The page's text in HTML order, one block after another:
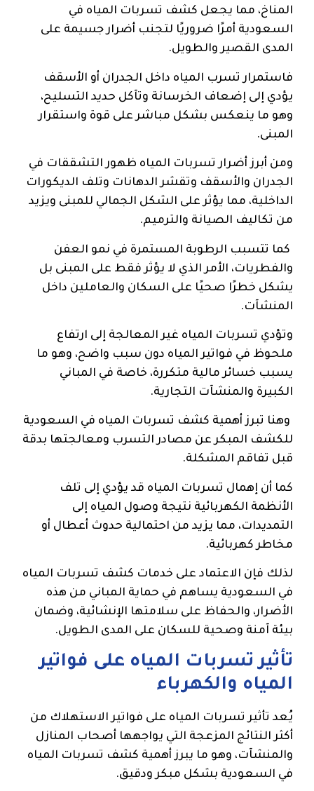
المناخ، مما يجعل كشف تسربات المياه في
السعودية أمرًا ضروريًا لتجنب أضرار جسيمة على
المدى القصير والطويل.
فاستمرار تسرب المياه داخل الجدران أو الأسقف
يؤدي إلى إضعاف الخرسانة وتآكل حديد التسليح،
وهو ما ينعكس بشكل مباشر على قوة واستقرار
المبنى.
ومن أبرز أضرار تسربات المياه ظهور التشققات في
الجدران والأسقف وتقشر الدهانات وتلف الديكورات
الداخلية، مما يؤثر على الشكل الجمالي للمبنى ويزيد
من تكاليف الصيانة والترميم.
كما تتسبب الرطوبة المستمرة في نمو العفن
والفطريات، الأمر الذي لا يؤثر فقط على المبنى بل
يشكل خطرًا صحيًا على السكان والعاملين داخل
المنشآت.
وتؤدي تسربات المياه غير المعالجة إلى ارتفاع
ملحوظ في فواتير المياه دون سبب واضح، وهو ما
يسبب خسائر مالية متكررة، خاصة في المباني
الكبيرة والمنشآت التجارية.
وهنا تبرز أهمية كشف تسربات المياه في السعودية
للكشف المبكر عن مصادر التسرب ومعالجتها بدقة
قبل تفاقم المشكلة.
كما أن إهمال تسربات المياه قد يؤدي إلى تلف
الأنظمة الكهربائية نتيجة وصول المياه إلى
التمديدات، مما يزيد من احتمالية حدوث أعطال أو
مخاطر كهربائية.
لذلك فإن الاعتماد على خدمات كشف تسربات المياه
في السعودية يساهم في حماية المباني من هذه
الأضرار، والحفاظ على سلامتها الإنشائية، وضمان
بيئة آمنة وصحية للسكان على المدى الطويل.
تأثير تسربات المياه على فواتير
المياه والكهرباء
يُعد تأثير تسربات المياه على فواتير الاستهلاك من
أكثر النتائج المزعجة التي يواجهها أصحاب المنازل
والمنشآت، وهو ما يبرز أهمية كشف تسربات المياه
في السعودية بشكل مبكر ودقيق.